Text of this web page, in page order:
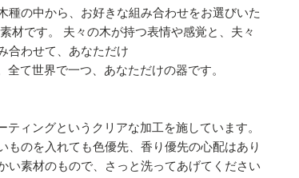
種の中から、お好きな組み合わせをお選びいた
材です。 夫々の木が持つ表情や感覚と、夫々
合わせて、あなただけ
全て世界で一つ、あなただけの器です。
ティングというクリアな加工を施しています。
ものを入れても色優先、香り優先の心配はあり
い素材のもので、さっと洗ってあげてください